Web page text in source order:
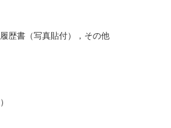
歴書（写真貼付），その他